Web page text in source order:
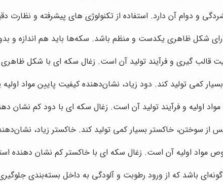
و دوام آن دارد. استفاده از تکنولوژی های پیشرفته و
شکل ظاهری یکدست و منظم باشد. سکه‌ها باید هم اندازه و
گیری و فرآیند تولید آن است. زغال سکه ای با شکل
کمی تولید کند. دود زیاد، نشان‌دهنده کیفیت پایین مواد
اولیه و فرآیند تولید آن است. زغال سکه ای با دود کم نشان
از سوختن، خاکستر بسیار کمی تولید کند. خاکستر زیاد،
مواد اولیه آن است. زغال سکه ای با خاکستر کم نشان دهنده
باشد که از ورود رطوبت و آلودگی به داخل بسته‌بندی